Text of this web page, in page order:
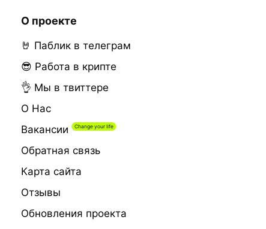
О проекте
🤘 Паблик в телеграм
😎 Работа в крипте
👌 Мы в твиттере
О Нас
Вакансии
Обратная связь
Карта сайта
Отзывы
Обновления проекта